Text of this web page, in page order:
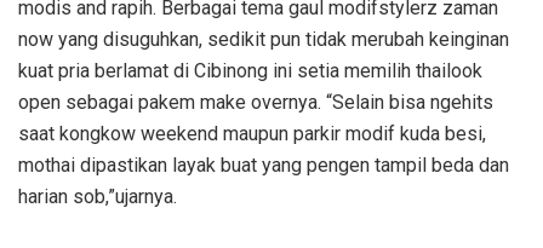
modis and rapih. Berbagai tema gaul modifstylerz zaman
now yang disuguhkan, sedikit pun tidak merubah keinginan
kuat pria berlamat di Cibinong ini setia memilih thailook
open sebagai pakem make overnya. “Selain bisa ngehits
saat kongkow weekend maupun parkir modif kuda besi,
mothai dipastikan layak buat yang pengen tampil beda dan
harian sob,”ujarnya.